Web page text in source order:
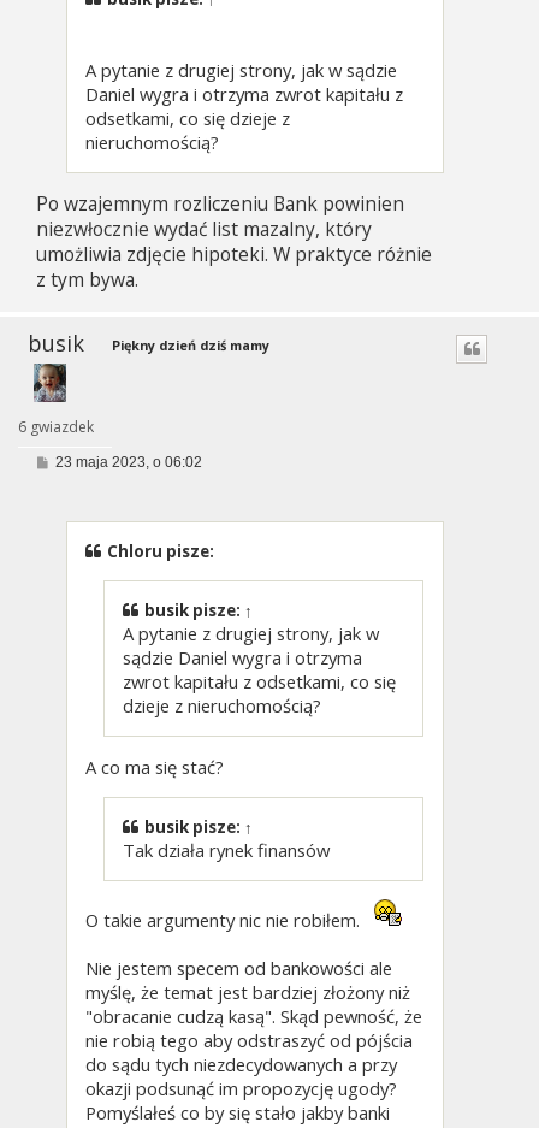
A pytanie z drugiej strony, jak w sądzie
Daniel wygra i otrzyma zwrot kapitału z
odsetkami, co się dzieje z
nieruchomością?
Po wzajemnym rozliczeniu Bank powinien
niezwłocznie wydać list mazalny, który
umożliwia zdjęcie hipoteki. W praktyce różnie
z tym bywa.
busik
6 gwiazdek
Piękny dzień dziś mamy
P23 maja 2023, o 06:02
Chloru pisze:
busik pisze: ↑
A pytanie z drugiej strony, jak w
sądzie Daniel wygra i otrzyma
zwrot kapitału z odsetkami, co się
dzieje z nieruchomością?
A co ma się stać?
busik pisze: ↑
Tak działa rynek finansów
O takie argumenty nic nie robiłem.
Nie jestem specem od bankowości ale
myślę, że temat jest bardziej złożony niż
"obracanie cudzą kasą". Skąd pewność, że
nie robią tego aby odstraszyć od pójścia
do sądu tych niezdecydowanych a przy
okazji podsunąć im propozycję ugody?
Pomyślałeś co by się stało jakby banki